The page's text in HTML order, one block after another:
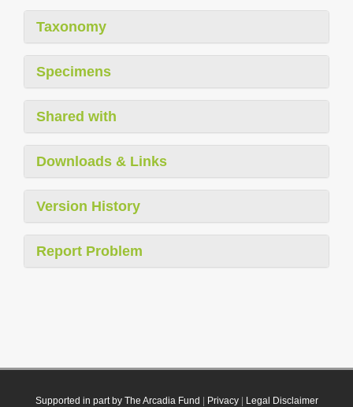
Taxonomy
Specimens
Shared with
Downloads & Links
Version History
Report Problem
Supported in part by The Arcadia Fund Privacy| Legal Disclaimer